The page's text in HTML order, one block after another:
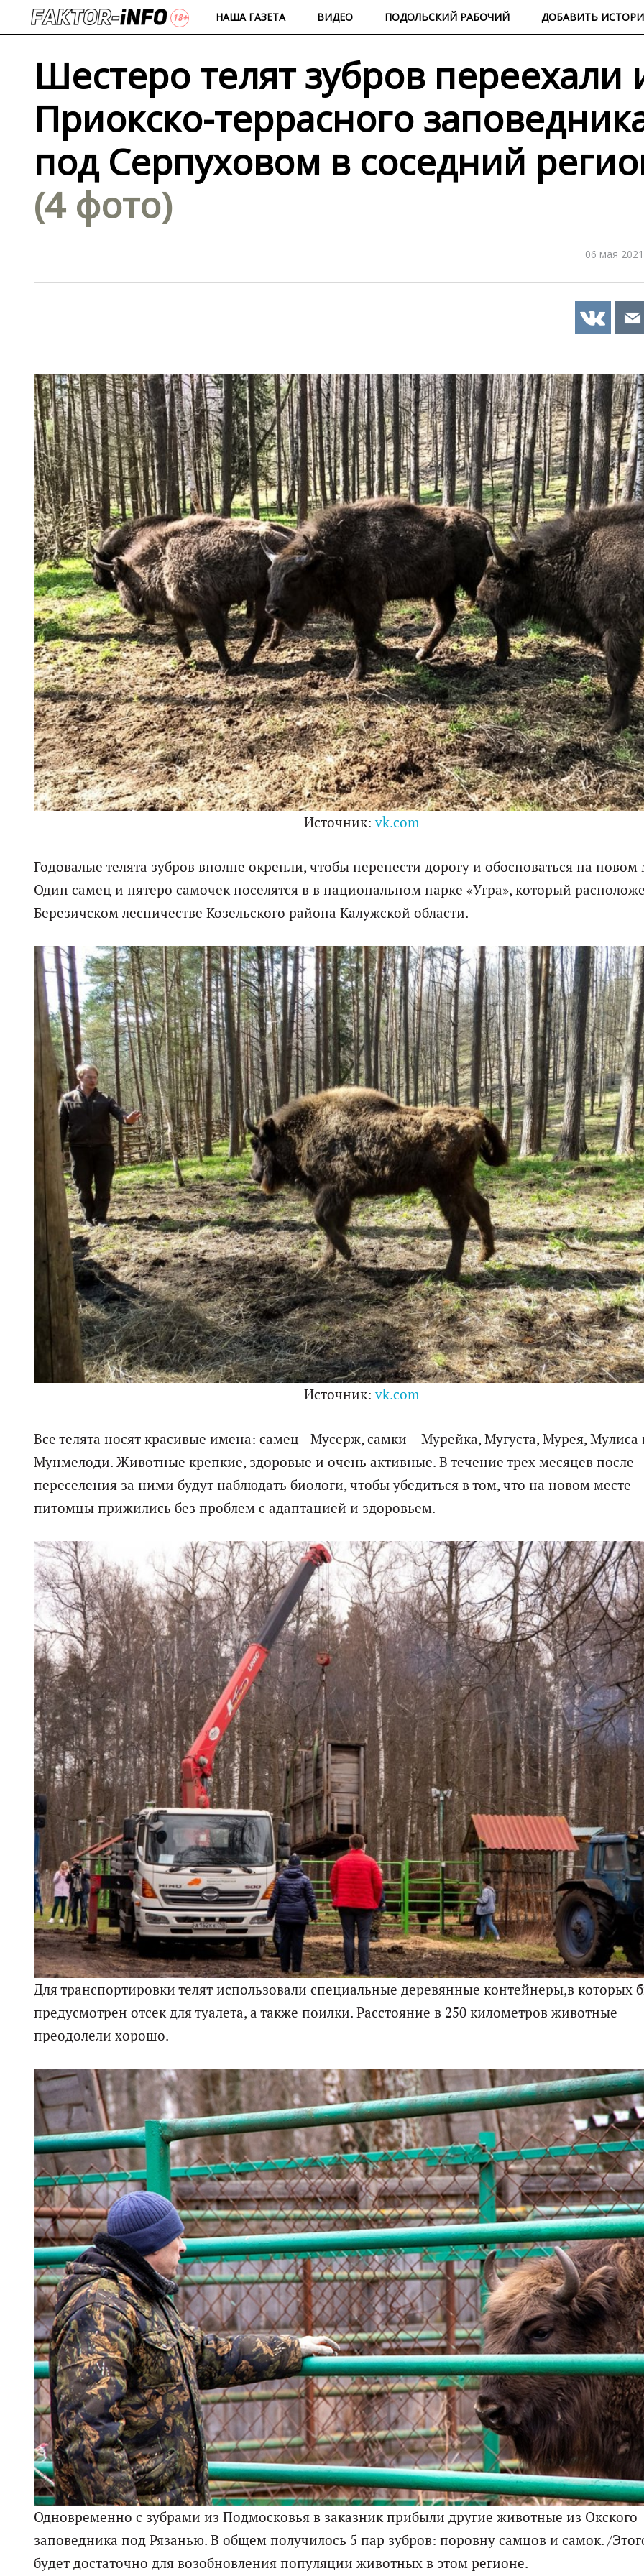
НАША ГАЗЕТА ВИДЕО ПОДОЛЬСКИЙ РАБОЧИЙ ДОБАВИТЬ
Шестеро телят зубров переехали
Приокско-террасного
под Серпуховом в соседний
(4 фото)
06 мая
Источник:vk.com
Годовалые телята зубров вполне окрепли, чтобы перенести дорогу и обосноваться на новом
Один самец и пятеро самочек поселятся в в национальном парке «Угра», который
Березичском лесничестве Козельского района Калужской области.
Источник:vk.com
Все телята носят красивые имена: самец - Мусерж, самки – Мурейка, Мугуста, Мурея, Мулиса
Мунмелоди. Животные крепкие, здоровые и очень активные. В течение трех месяцев после
переселения за ними будут наблюдать биологи, чтобы убедиться в том, что на новом месте
питомцы прижились без проблем с адаптацией и здоровьем.
Для транспортировки телят использовали специальные деревянные контейнеры,в которых
предусмотрен отсек для туалета, а также поилки. Расстояние в 250 километров животные
преодолели хорошо.
Одновременно с зубрами из Подмосковья в заказник прибыли другие животные из Окского
заповедника под Рязанью. В общем получилось 5 пар зубров: поровну самцов и самок. /
будет достаточно для возобновления популяции животных в этом регионе.